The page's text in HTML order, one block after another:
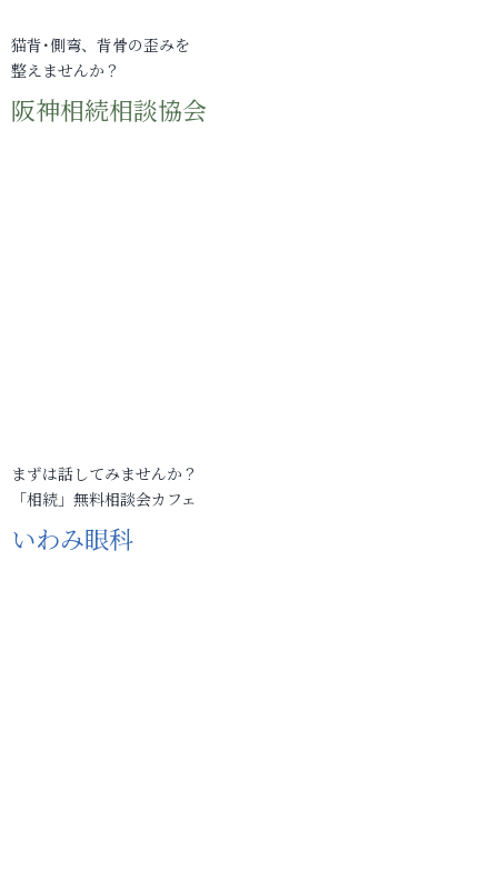
猫背･側弯、背骨の歪みを
整えませんか？
阪神相続相談協会
まずは話してみませんか？
「相続」無料相談会カフェ
いわみ眼科